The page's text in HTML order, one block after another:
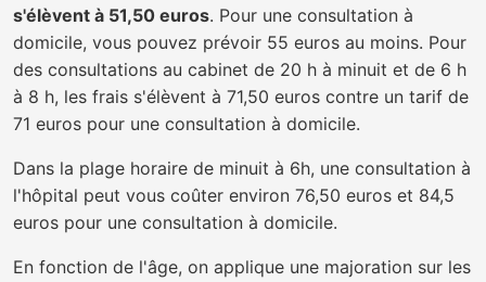
s'élèvent à 51,50 euros. Pour une consultation à
domicile, vous pouvez prévoir 55 euros au moins. Pour
des consultations au cabinet de 20 h à minuit et de 6 h
à 8 h, les frais s'élèvent à 71,50 euros contre un tarif de
71 euros pour une consultation à domicile.
Dans la plage horaire de minuit à 6h, une consultation à
l'hôpital peut vous coûter environ 76,50 euros et 84,5
euros pour une consultation à domicile.
En fonction de l'âge, on applique une majoration sur les